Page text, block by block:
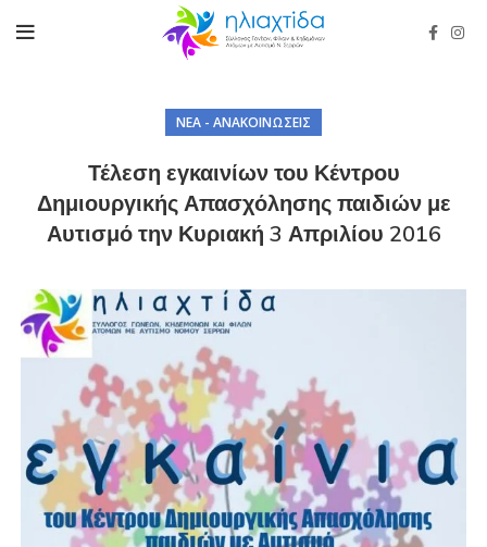
ΝΈΑ - ΑΝΑΚΟΙΝΏΣΕΙΣ
Τέλεση εγκαινίων του Κέντρου
Δημιουργικής Απασχόλησης παιδιών με
Αυτισμό την Κυριακή 3 Απριλίου 2016